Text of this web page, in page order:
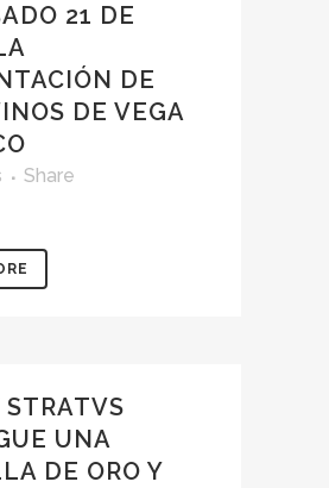
21 DE
DE
DE VEGA
Share
STRATVS
UNA
DE ORO Y